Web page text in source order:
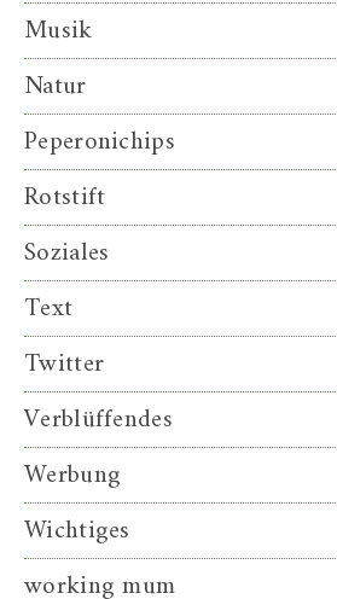
Musik
Natur
Peperonichips
Rotstift
Soziales
Text
Twitter
Verblüffendes
Werbung
Wichtiges
working mum